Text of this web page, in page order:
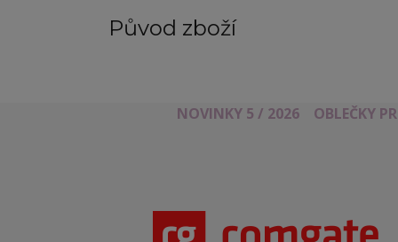
Původ zboží
NOVINKY 5 / 2026 OBLEČKY